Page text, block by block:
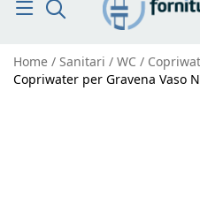
Home Sanitari WC
Copriwater per Gravena Vaso